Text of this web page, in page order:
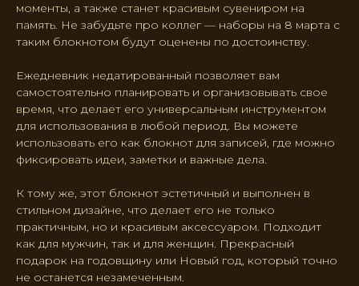
моменты, а также станет красивым сувениром на
память. Не забудьте про коллег — наборы на 8 марта с
таким блокнотом будут оценены по достоинству.
Ежедневник недатированный позволяет вам
самостоятельно планировать и организовывать свое
время, что делает его универсальным инструментом
для использования в любой период. Вы можете
использовать его как блокнот для записей, где можно
фиксировать идеи, заметки и важные дела.
К тому же, этот блокнот эстетичный и выполнен в
стильном дизайне, что делает его не только
практичным, но и красивым аксессуаром. Подходит
как для мужчин, так и для женщин. Прекрасный
подарок на годовщину или Новый год, который точно
не останется незамеченным.